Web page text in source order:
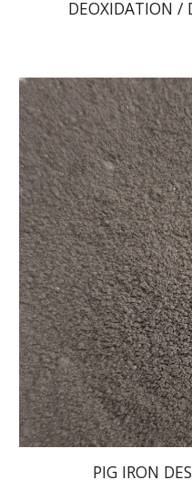
DEOXIDATION /
PIG IRON